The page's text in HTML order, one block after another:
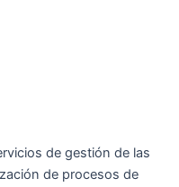
de gestión de las
de procesos de